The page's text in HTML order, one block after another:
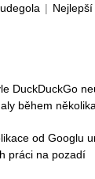
|
DuckDuckGo
během
od Googlu
práci na pozadí